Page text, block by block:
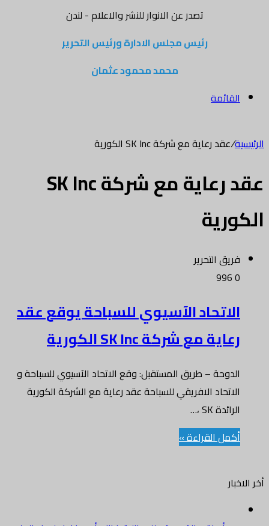
تصدر عن الانوار للنشر والاعلام - لندن
رئيس مجلس الادارة ورئيس التحرير
محمد محمود عثمان
القائمة
الرئيسية/عقد رعاية مع شركة SK Inc الكورية
عقد رعاية مع شركة SK Inc
الكورية
فريق التحرير
0
الاتحاد الآسيوي للسباحة يوقع عقد
رعاية مع شركة SK Inc الكورية
الدوحة – طريق المستقبل: وقع الاتحاد الآسيوي للسباحة و
الاتحاد الافريقي للسباحة عقد رعاية مع الشركة الكورية
الرائدة SK ،…
أكمل القراءة »
أخر الاخبار